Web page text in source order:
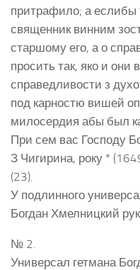
притрафило; а еслибы
священник винним
старшому его, а о
просить так, яко и они
справедливости з
под карностю вишей
милосердия абы был
При сем вас Господу
З Чигирина, року *
(23).
У подлинного
Богдан Хмелницкий
№ 2.
Универсал гетмана